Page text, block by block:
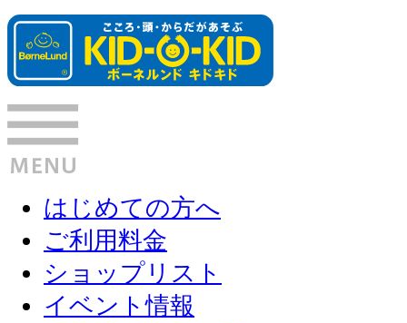
はじめての方へ
ご利用料金
ショップリスト
イベント情報